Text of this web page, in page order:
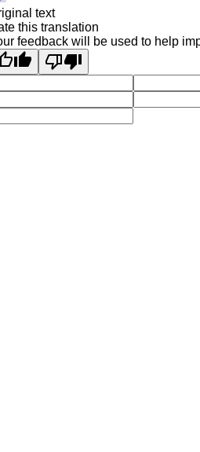
text
this translation
feedback will be used to help